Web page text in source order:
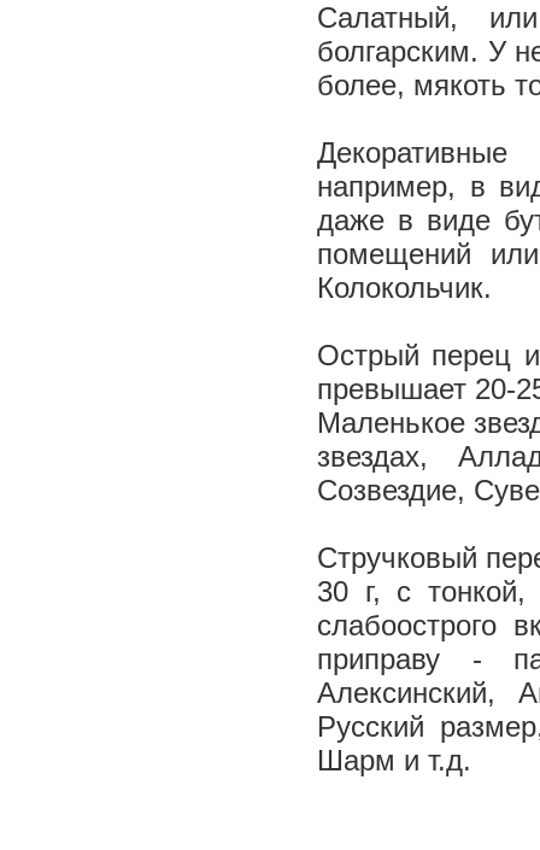
Салатный,
болгарским. У
более, мякоть
например, в
даже в виде
помещений
Колокольчик.
Острый перец
превышает 20-
Маленькое
звездах,
Созвездие,
Стручковый
30 г, с тонкой,
слабоострого
приправу -
Алексинский,
Русский
Шарм и т.д.